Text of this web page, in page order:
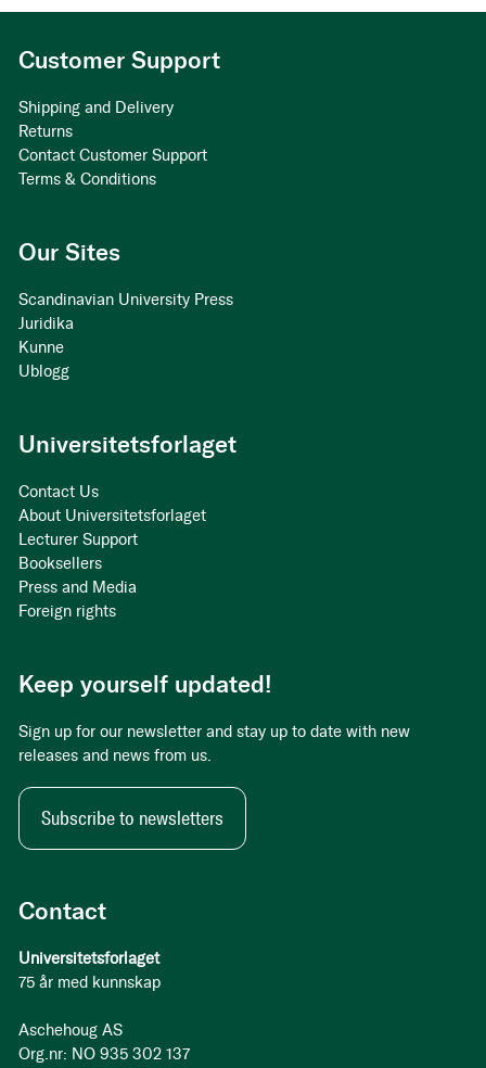
Contact
Universitetsforlaget
75 år med kunnskap
Aschehoug AS
Org.nr: NO 935 302 137
Customer Support
Shipping and Delivery
Returns
Contact Customer Support
Terms & Conditions
Our Sites
Scandinavian University Press
Juridika
Kunne
Ublogg
Universitetsforlaget
Contact Us
About Universitetsforlaget
Lecturer Support
Booksellers
Press and Media
Foreign rights
Keep yourself updated!
Sign up for our newsletter and stay up to date with new
releases and news from us.
Subscribe to newsletters